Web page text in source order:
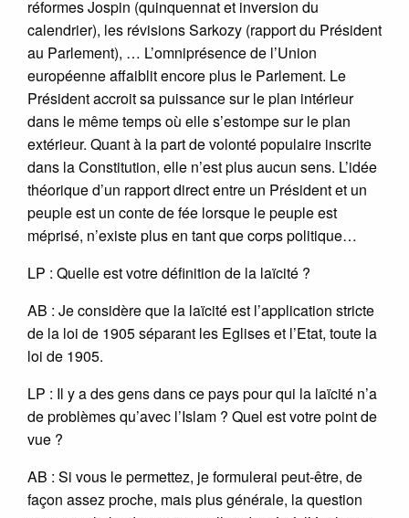
réformes Jospin (quinquennat et inversion du
calendrier), les révisions Sarkozy (rapport du Président
au Parlement), … L’omniprésence de l’Union
européenne affaiblit encore plus le Parlement. Le
Président accroit sa puissance sur le plan intérieur
dans le même temps où elle s’estompe sur le plan
extérieur. Quant à la part de volonté populaire inscrite
dans la Constitution, elle n’est plus aucun sens. L’idée
théorique d’un rapport direct entre un Président et un
peuple est un conte de fée lorsque le peuple est
méprisé, n’existe plus en tant que corps politique…
LP : Quelle est votre définition de la laïcité ?
AB : Je considère que la laïcité est l’application stricte
de la loi de 1905 séparant les Eglises et l’Etat, toute la
loi de 1905.
LP : Il y a des gens dans ce pays pour qui la laïcité n’a
de problèmes qu’avec l’Islam ? Quel est votre point de
vue ?
AB : Si vous le permettez, je formulerai peut-être, de
façon assez proche, mais plus générale, la question